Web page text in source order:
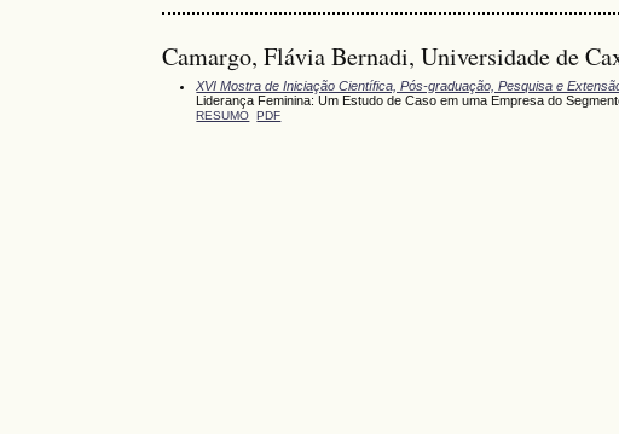
Camargo, Flávia Bernadi, Universidade de
XVI Mostra de Iniciação Científica, Pós-graduação, Pesquisa e
Liderança Feminina: Um Estudo de Caso em uma Empresa do
RESUMO PDF